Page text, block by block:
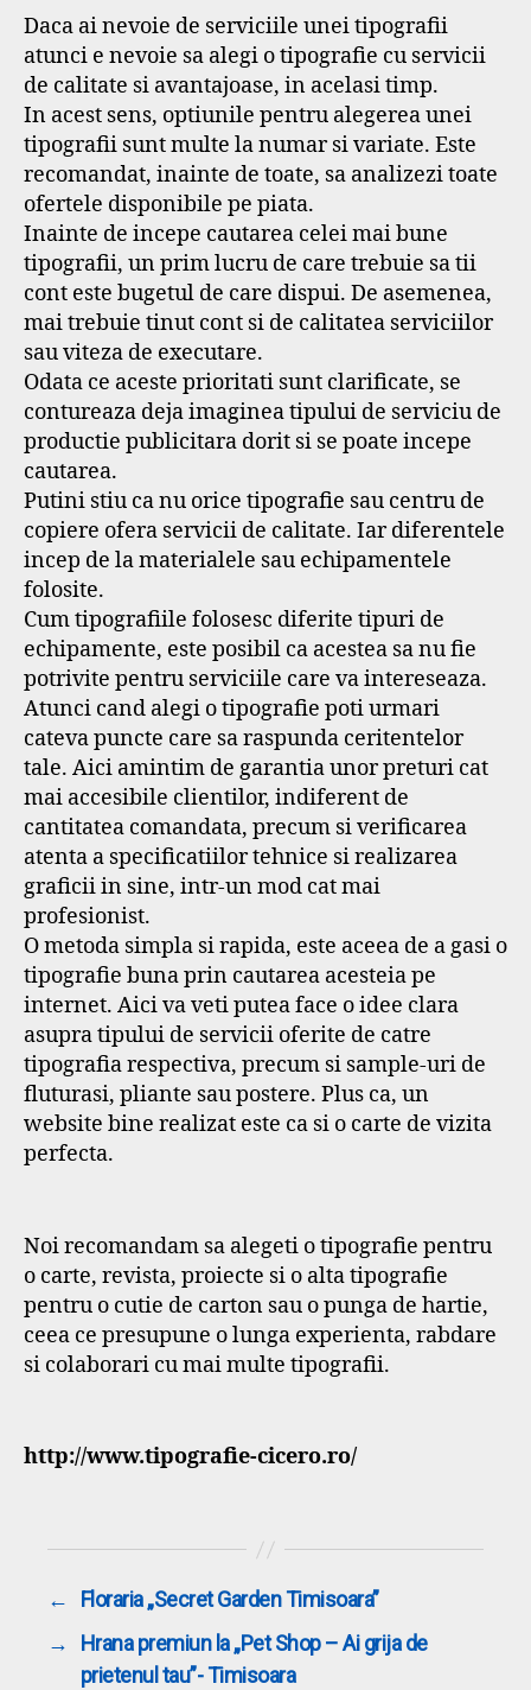
Daca ai nevoie de serviciile unei tipografii
atunci e nevoie sa alegi o tipografie cu servicii
de calitate si avantajoase, in acelasi timp.
In acest sens, optiunile pentru alegerea unei
tipografii sunt multe la numar si variate. Este
recomandat, inainte de toate, sa analizezi toate
ofertele disponibile pe piata.
Inainte de incepe cautarea celei mai bune
tipografii, un prim lucru de care trebuie sa tii
cont este bugetul de care dispui. De asemenea,
mai trebuie tinut cont si de calitatea serviciilor
sau viteza de executare.
Odata ce aceste prioritati sunt clarificate, se
contureaza deja imaginea tipului de serviciu de
productie publicitara dorit si se poate incepe
cautarea.
Putini stiu ca nu orice tipografie sau centru de
copiere ofera servicii de calitate. Iar diferentele
incep de la materialele sau echipamentele
folosite.
Cum tipografiile folosesc diferite tipuri de
echipamente, este posibil ca acestea sa nu fie
potrivite pentru serviciile care va intereseaza.
Atunci cand alegi o tipografie poti urmari
cateva puncte care sa raspunda ceritentelor
tale. Aici amintim de garantia unor preturi cat
mai accesibile clientilor, indiferent de
cantitatea comandata, precum si verificarea
atenta a specificatiilor tehnice si realizarea
graficii in sine, intr-un mod cat mai
profesionist.
O metoda simpla si rapida, este aceea de a gasi o
tipografie buna prin cautarea acesteia pe
internet. Aici va veti putea face o idee clara
asupra tipului de servicii oferite de catre
tipografia respectiva, precum si sample-uri de
fluturasi, pliante sau postere. Plus ca, un
website bine realizat este ca si o carte de vizita
perfecta.
Noi recomandam sa alegeti o tipografie pentru
o carte, revista, proiecte si o alta tipografie
pentru o cutie de carton sau o punga de hartie,
ceea ce presupune o lunga experienta, rabdare
si colaborari cu mai multe tipografii.
http://www.tipografie-cicero.ro/
←
Floraria „Secret Garden Timisoara”
→
Hrana premiun la „Pet Shop – Ai grija de
prietenul tau”- Timisoara